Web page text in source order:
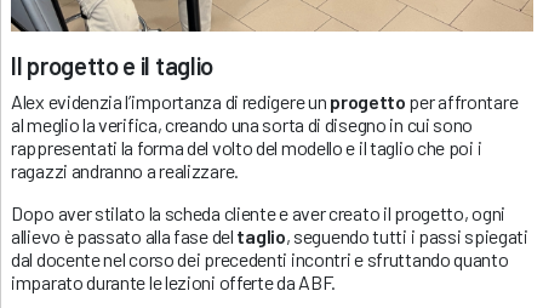
Il progetto e il taglio
Alex evidenzia l’importanza di redigere un progetto per affrontare
al meglio la verifica, creando una sorta di disegno in cui sono
rappresentati la forma del volto del modello e il taglio che poi i
ragazzi andranno a realizzare.
Dopo aver stilato la scheda cliente e aver creato il progetto, ogni
allievo è passato alla fase del taglio, seguendo tutti i passi spiegati
dal docente nel corso dei precedenti incontri e sfruttando quanto
imparato durante le lezioni offerte da ABF.